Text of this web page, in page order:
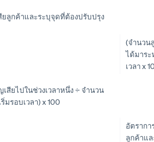
ยลูกค้าและระบุจุดที่ต้องปรับปรุง
(จำนวน
ได้มาระ
เวลา x
สียไปในช่วงเวลาหนึ่ง ÷ จำนวน
มรอบเวลา) x 100
อัตราก
ลูกค้าแ